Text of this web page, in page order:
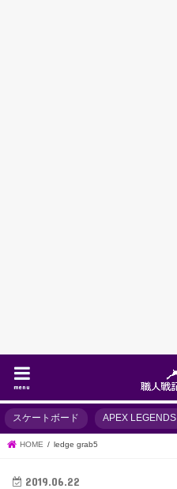
menu
スケートボード APEX LEGENDS
HOME ledge grab5
2019.06.22